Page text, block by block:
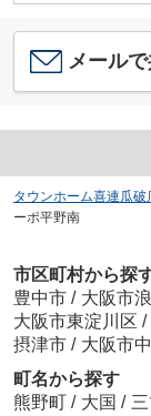
メール
タウンホーム喜連瓜破
ーポ平野南
市区町村から探
豊中市 / 大阪市
大阪市東淀川区 /
摂津市 / 大阪市
町名から探す
熊野町 / 大国 /